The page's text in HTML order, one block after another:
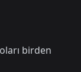
birden